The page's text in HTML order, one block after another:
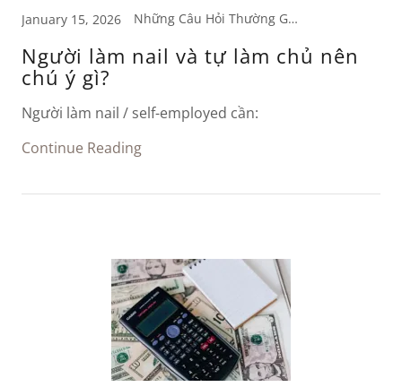
January 15, 2026 Những Câu Hỏi Thường Gặp
Người làm nail và tự làm chủ nên
chú ý gì?
Người làm nail / self-employed cần:
Continue Reading